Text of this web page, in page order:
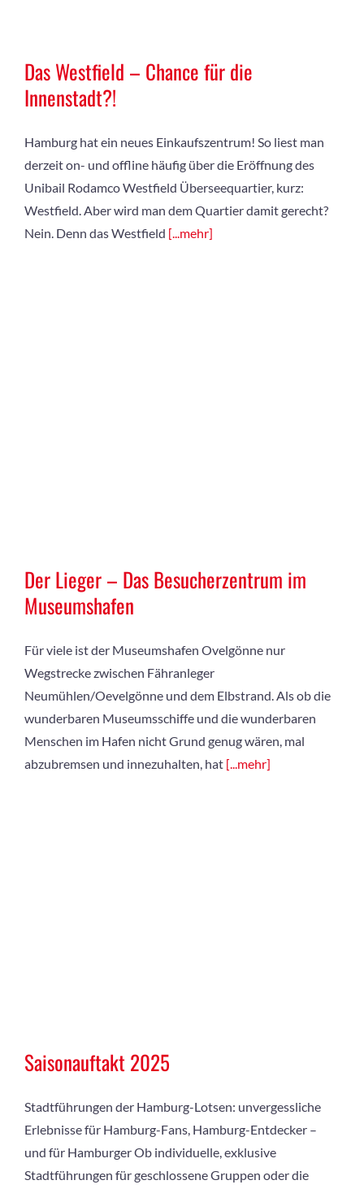
Das Westfield – Chance für die
Innenstadt?!
Hamburg hat ein neues Einkaufszentrum! So liest man
derzeit on- und offline häufig über die Eröffnung des
Unibail Rodamco Westfield Überseequartier, kurz:
Westfield. Aber wird man dem Quartier damit gerecht?
Nein. Denn das Westfield [...mehr]
Der Lieger – Das Besucherzentrum im
Museumshafen
Für viele ist der Museumshafen Ovelgönne nur
Wegstrecke zwischen Fähranleger
Neumühlen/Oevelgönne und dem Elbstrand. Als ob die
wunderbaren Museumsschiffe und die wunderbaren
Menschen im Hafen nicht Grund genug wären, mal
abzubremsen und innezuhalten, hat [...mehr]
Saisonauftakt 2025
Stadtführungen der Hamburg-Lotsen: unvergessliche
Erlebnisse für Hamburg-Fans, Hamburg-Entdecker –
und für Hamburger Ob individuelle, exklusive
Stadtführungen für geschlossene Gruppen oder die